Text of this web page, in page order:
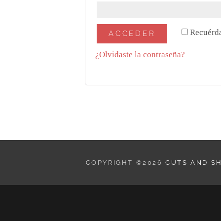
ACCEDER
¿Olvidaste la contraseña?
COPYRIGHT ©2026CUTS AND